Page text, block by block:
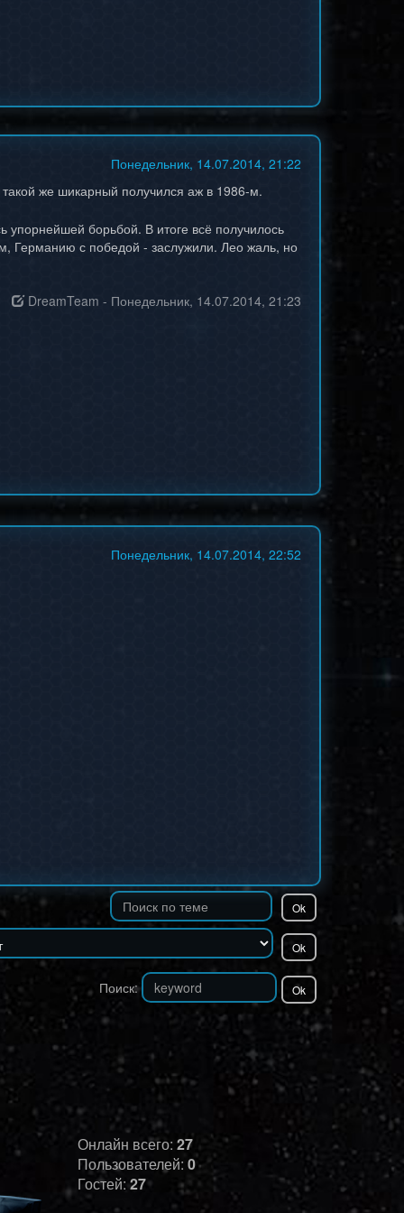
Понедельник, 14.07.2014, 21:22
же шикарный получился аж в 1986-м.
борьбой. В итоге всё получилось
Германию с победой - заслужили. Лео жаль, но
DreamTeam - Понедельник, 14.07.2014, 21:23
Понедельник, 14.07.2014, 22:52
Поиск:
Онлайн всего: 27
Пользователей: 0
Гостей: 27